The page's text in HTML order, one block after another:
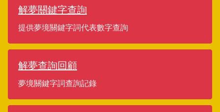
解夢關鍵字查詢
提供夢境關鍵字詞代表數字查詢
解夢查詢回顧
夢境關鍵字詞查詢記錄